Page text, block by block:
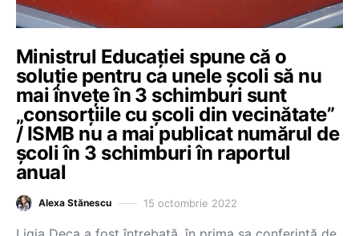
Ministrul Educației spune că o
soluție pentru ca unele școli să nu
mai învețe în 3 schimburi sunt
„consorțiile cu școli din vecinătate”
/ ISMB nu a mai publicat numărul de
școli în 3 schimburi în raportul
anual
Alexa Stănescu 15 octombrie 2022